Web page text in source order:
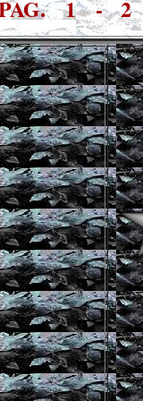
1-2